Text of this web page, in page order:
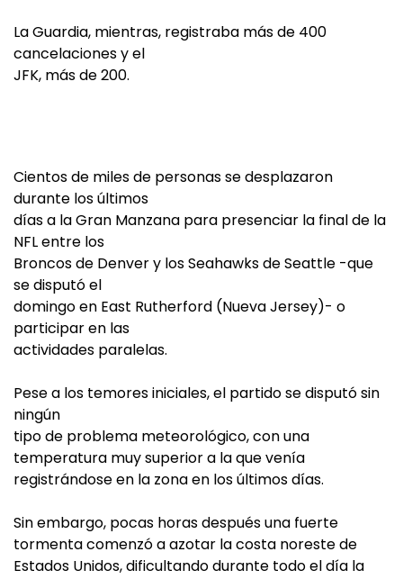
La Guardia, mientras, registraba más de 400
cancelaciones y el
JFK, más de 200.
Cientos de miles de personas se desplazaron
durante los últimos
días a la Gran Manzana para presenciar la final de la
NFL entre los
Broncos de Denver y los Seahawks de Seattle -que
se disputó el
domingo en East Rutherford (Nueva Jersey)- o
participar en las
actividades paralelas.
Pese a los temores iniciales, el partido se disputó sin
ningún
tipo de problema meteorológico, con una
temperatura muy superior a la que venía
registrándose en la zona en los últimos días.
Sin embargo, pocas horas después una fuerte
tormenta comenzó a azotar la costa noreste de
Estados Unidos, dificultando durante todo el día la